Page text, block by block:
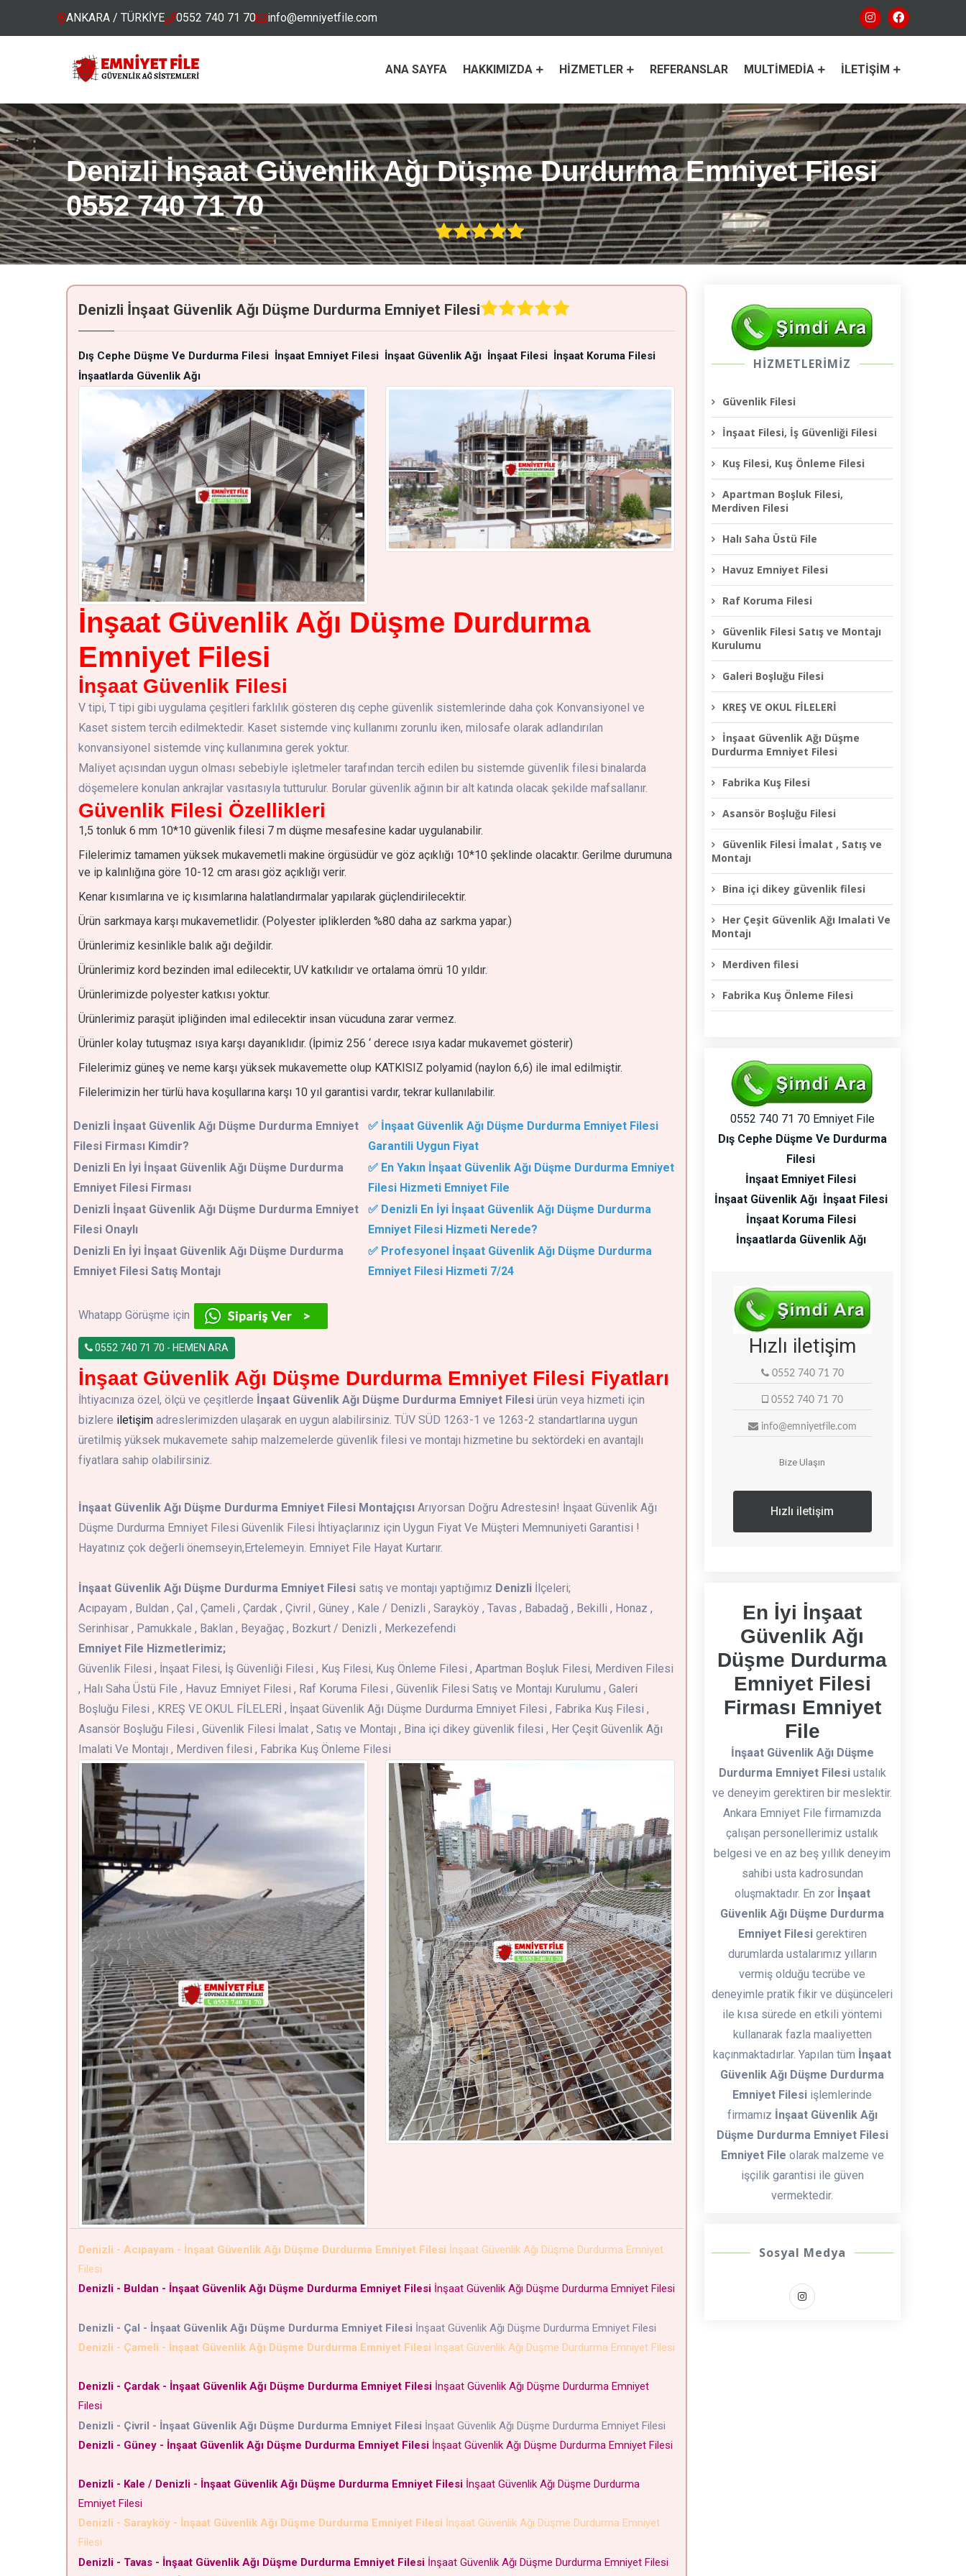
ANKARA / TÜRKİYE 0552 740 71 70 info@emniyetfile.com
ANA SAYFA HAKKIMIZDA HIZMETLER REFERANSLAR MULTIMEDIA İLETIŞIM
Denizli İnşaat Güvenlik Ağı Düşme Durdurma Emniyet Filesi
0552 740 71 70
Denizli İnşaat Güvenlik Ağı Düşme Durdurma Emniyet Filesi
Dış Cephe Düşme Ve Durdurma Filesi İnşaat Emniyet Filesi İnşaat Güvenlik Ağı İnşaat Filesi İnşaat Koruma Filesi
İnşaatlarda Güvenlik Ağı
İnşaat Güvenlik Ağı Düşme Durdurma
Emniyet Filesi
İnşaat Güvenlik Filesi
V tipi, T tipi gibi uygulama çeşitleri farklılık gösteren dış cephe güvenlik sistemlerinde daha çok Konvansiyonel ve
Kaset sistem tercih edilmektedir. Kaset sistemde vinç kullanımı zorunlu iken, milosafe olarak adlandırılan
konvansiyonel sistemde vinç kullanımına gerek yoktur.
Maliyet açısından uygun olması sebebiyle işletmeler tarafından tercih edilen bu sistemde güvenlik filesi binalarda
döşemelere konulan ankrajlar vasıtasıyla tutturulur. Borular güvenlik ağının bir alt katında olacak şekilde mafsallanır.
Güvenlik Filesi Özellikleri
1,5 tonluk 6 mm 10*10 güvenlik filesi 7 m düşme mesafesine kadar uygulanabilir.
Filelerimiz tamamen yüksek mukavemetli makine örgüsüdür ve göz açıklığı 10*10 şeklinde olacaktır. Gerilme durumuna
ve ip kalınlığına göre 10-12 cm arası göz açıklığı verir.
Kenar kısımlarına ve iç kısımlarına halatlandırmalar yapılarak güçlendirilecektir.
Ürün sarkmaya karşı mukavemetlidir. (Polyester ipliklerden %80 daha az sarkma yapar.)
Ürünlerimiz kesinlikle balık ağı değildir.
Ürünlerimiz kord bezinden imal edilecektir, UV katkılıdır ve ortalama ömrü 10 yıldır.
Ürünlerimizde polyester katkısı yoktur.
Ürünlerimiz paraşüt ipliğinden imal edilecektir insan vücuduna zarar vermez.
Ürünler kolay tutuşmaz ısıya karşı dayanıklıdır. (İpimiz 256 ‘ derece ısıya kadar mukavemet gösterir)
Filelerimiz güneş ve neme karşı yüksek mukavemette olup KATKISIZ polyamid (naylon 6,6) ile imal edilmiştir.
Filelerimizin her türlü hava koşullarına karşı 10 yıl garantisi vardır, tekrar kullanılabilir.
Denizli İnşaat Güvenlik Ağı Düşme Durdurma Emniyet
Filesi Firması Kimdir?
✅ İnşaat Güvenlik Ağı Düşme Durdurma Emniyet Filesi
Garantili Uygun Fiyat
Denizli En İyi İnşaat Güvenlik Ağı Düşme Durdurma
Emniyet Filesi Firması
✅ En Yakın İnşaat Güvenlik Ağı Düşme Durdurma Emniyet
Filesi Hizmeti Emniyet File
Denizli İnşaat Güvenlik Ağı Düşme Durdurma Emniyet
Filesi Onaylı
✅ Denizli En İyi İnşaat Güvenlik Ağı Düşme Durdurma
Emniyet Filesi Hizmeti Nerede?
Denizli En İyi İnşaat Güvenlik Ağı Düşme Durdurma
Emniyet Filesi Satış Montajı
✅ Profesyonel İnşaat Güvenlik Ağı Düşme Durdurma
Emniyet Filesi Hizmeti 7/24
Whatapp Görüşme için
0552 740 71 70 - HEMEN ARA
İnşaat Güvenlik Ağı Düşme Durdurma Emniyet Filesi Fiyatları
İhtiyacınıza özel, ölçü ve çeşitlerde İnşaat Güvenlik Ağı Düşme Durdurma Emniyet Filesiürün veya hizmeti için
bizlere iletişimadreslerimizden ulaşarak en uygun alabilirsiniz. TÜV SÜD 1263-1 ve 1263-2 standartlarına uygun
üretilmiş yüksek mukavemete sahip malzemelerde güvenlik filesi ve montajı hizmetine bu sektördeki en avantajlı
fiyatlara sahip olabilirsiniz.
İnşaat Güvenlik Ağı Düşme Durdurma Emniyet Filesi MontajçısıArıyorsan Doğru Adrestesin! İnşaat Güvenlik Ağı
Düşme Durdurma Emniyet Filesi Güvenlik Filesi İhtiyaçlarınız için Uygun Fiyat Ve Müşteri Memnuniyeti Garantisi !
Hayatınız çok değerli önemseyin,Ertelemeyin. Emniyet File Hayat Kurtarır.
İnşaat Güvenlik Ağı Düşme Durdurma Emniyet Filesisatış ve montajı yaptığımız Denizliİlçeleri;
Acıpayam , Buldan , Çal , Çameli , Çardak , Çivril , Güney , Kale / Denizli , Sarayköy , Tavas , Babadağ , Bekilli , Honaz ,
Serinhisar , Pamukkale , Baklan , Beyağaç , Bozkurt / Denizli , Merkezefendi
Emniyet File Hizmetlerimiz;
Güvenlik Filesi , İnşaat Filesi, İş Güvenliği Filesi , Kuş Filesi, Kuş Önleme Filesi , Apartman Boşluk Filesi, Merdiven Filesi
, Halı Saha Üstü File , Havuz Emniyet Filesi , Raf Koruma Filesi , Güvenlik Filesi Satış ve Montajı Kurulumu , Galeri
Boşluğu Filesi , KREŞ VE OKUL FİLELERİ , İnşaat Güvenlik Ağı Düşme Durdurma Emniyet Filesi , Fabrika Kuş Filesi ,
Asansör Boşluğu Filesi , Güvenlik Filesi İmalat , Satış ve Montajı , Bina içi dikey güvenlik filesi , Her Çeşit Güvenlik Ağı
Imalati Ve Montajı , Merdiven filesi , Fabrika Kuş Önleme Filesi
Denizli - Acıpayam - İnşaat Güvenlik Ağı Düşme Durdurma Emniyet Filesi İnşaat Güvenlik Ağı Düşme Durdurma Emniyet
Filesi
Denizli - Buldan - İnşaat Güvenlik Ağı Düşme Durdurma Emniyet Filesiİnşaat Güvenlik Ağı Düşme Durdurma Emniyet Filesi
Denizli - Çal - İnşaat Güvenlik Ağı Düşme Durdurma Emniyet Filesi İnşaat Güvenlik Ağı Düşme Durdurma Emniyet Filesi
Denizli - Çameli - İnşaat Güvenlik Ağı Düşme Durdurma Emniyet Filesi İnşaat Güvenlik Ağı Düşme Durdurma Emniyet Filesi
Denizli - Çardak - İnşaat Güvenlik Ağı Düşme Durdurma Emniyet Filesiİnşaat Güvenlik Ağı Düşme Durdurma Emniyet
Filesi
Denizli - Çivril - İnşaat Güvenlik Ağı Düşme Durdurma Emniyet Filesi İnşaat Güvenlik Ağı Düşme Durdurma Emniyet Filesi
Denizli - Güney - İnşaat Güvenlik Ağı Düşme Durdurma Emniyet Filesiİnşaat Güvenlik Ağı Düşme Durdurma Emniyet Filesi
Denizli - Kale / Denizli - İnşaat Güvenlik Ağı Düşme Durdurma Emniyet Filesiİnşaat Güvenlik Ağı Düşme Durdurma
Emniyet Filesi
Denizli - Sarayköy - İnşaat Güvenlik Ağı Düşme Durdurma Emniyet Filesi İnşaat Güvenlik Ağı Düşme Durdurma Emniyet
Filesi
Denizli - Tavas - İnşaat Güvenlik Ağı Düşme Durdurma Emniyet Filesiİnşaat Güvenlik Ağı Düşme Durdurma Emniyet Filesi
HİZMETLERİMİZ
Güvenlik Filesi
İnşaat Filesi, İş Güvenliği Filesi
Kuş Filesi, Kuş Önleme Filesi
Apartman Boşluk Filesi,
Merdiven Filesi
Halı Saha Üstü File
Havuz Emniyet Filesi
Raf Koruma Filesi
Güvenlik Filesi Satış ve Montajı
Kurulumu
Galeri Boşluğu Filesi
KREŞ VE OKUL FİLELERİ
İnşaat Güvenlik Ağı Düşme
Durdurma Emniyet Filesi
Fabrika Kuş Filesi
Asansör Boşluğu Filesi
Güvenlik Filesi İmalat , Satış ve
Montajı
Bina içi dikey güvenlik filesi
Her Çeşit Güvenlik Ağı Imalati Ve
Montajı
Merdiven filesi
Fabrika Kuş Önleme Filesi
0552 740 71 70 Emniyet File
Dış Cephe Düşme Ve Durdurma
Filesi
İnşaat Emniyet Filesi
İnşaat Güvenlik Ağı İnşaat Filesi
İnşaat Koruma Filesi
İnşaatlarda Güvenlik Ağı
Hızlı iletişim
0552 740 71 70
0552 740 71 70
info@emniyetfile.com
Bize Ulaşın
Hızlı iletişim
En İyi İnşaat
Güvenlik Ağı
Düşme Durdurma
Emniyet Filesi
Firması Emniyet
File
İnşaat Güvenlik Ağı Düşme
Durdurma Emniyet Filesiustalık
ve deneyim gerektiren bir meslektir.
Ankara Emniyet File firmamızda
çalışan personellerimiz ustalık
belgesi ve en az beş yıllık deneyim
sahibi usta kadrosundan
oluşmaktadır. En zor İnşaat
Güvenlik Ağı Düşme Durdurma
Emniyet Filesigerektiren
durumlarda ustalarımız yılların
vermiş olduğu tecrübe ve
deneyimle pratik fikir ve düşünceleri
ile kısa sürede en etkili yöntemi
kullanarak fazla maaliyetten
kaçınmaktadırlar. Yapılan tüm İnşaat
Güvenlik Ağı Düşme Durdurma
Emniyet Filesi işlemlerinde
firmamız İnşaat Güvenlik Ağı
Düşme Durdurma Emniyet Filesi
Emniyet File olarak malzeme ve
işçilik garantisi ile güven
vermektedir.
Sosyal Medya